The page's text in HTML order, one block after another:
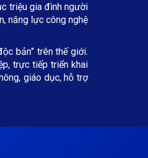
triệu gia đình người
năng lực công nghệ
bản” trên thế giới.
trực tiếp triển khai
giáo dục, hỗ trợ